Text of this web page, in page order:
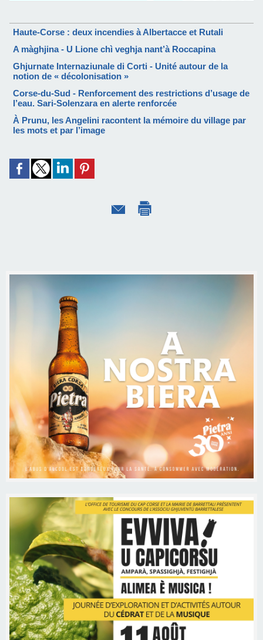
Haute-Corse : deux incendies à Albertacce et Rutali
A màghjina - U Lione chì veghja nant’à Roccapina
Ghjurnate Internaziunale di Corti - Unité autour de la
notion de « décolonisation »
Corse-du-Sud - Renforcement des restrictions d’usage de
l’eau. Sari-Solenzara en alerte renforcée
À Prunu, les Angelini racontent la mémoire du village par
les mots et par l’image